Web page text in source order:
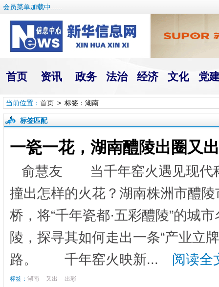
会员菜单加载中......
首页 资讯 政务 法治 经济 文化 党
当前位置： 首页> 标签：湖南
标签匹配
一瓷一花，湖南醴陵出圈又
俞慧友 当千年窑火遇见现代
撞出怎样的火花？湖南株洲市醴
桥，将“千年瓷都·五彩醴陵”的城
陵，探寻其如何走出一条“产业立
路。 千年窑火映新...
阅读全
标签： 湖南 又出 出彩